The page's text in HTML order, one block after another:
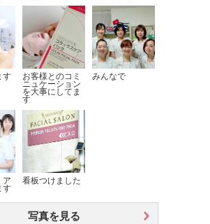
す
お客様とのコミ
ニュケーション
を大事にしてま
す
みんなで
ア
す
看板つけました
写真を見る